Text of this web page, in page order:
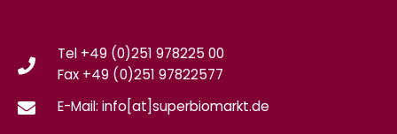
Tel +49 (0)251 978225 00
Fax +49 (0)251 97822577
E-Mail: info[at]superbiomarkt.de